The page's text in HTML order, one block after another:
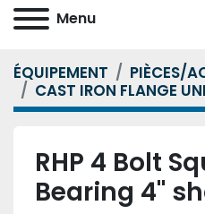
Menu
ÉQUIPEMENT
PIÈCES/
CAST IRON FLANGE
RHP 4 Bolt
Bearing 4"